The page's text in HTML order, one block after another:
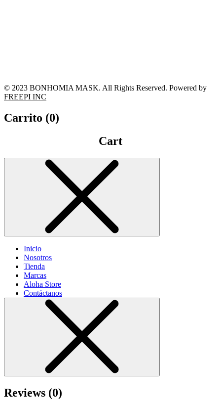
© 2023 BONHOMIA MASK. All Rights Reserved. Powered by
FREEPI INC
Carrito (0)
Cart
Inicio
Nosotros
Tienda
Marcas
Aloha Store
Contáctanos
Reviews (0)